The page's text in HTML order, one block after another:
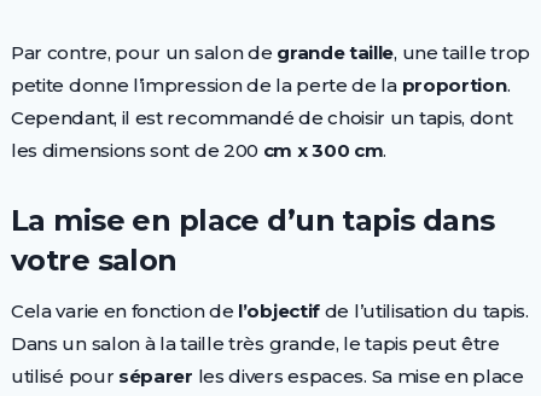
Par contre, pour un salon de grande taille, une taille trop
petite donne l’impression de la perte de la proportion.
Cependant, il est recommandé de choisir un tapis, dont
les dimensions sont de 200 cm x 300 cm.
La mise en place d’un tapis dans
votre salon
Cela varie en fonction de l’objectif de l’utilisation du tapis.
Dans un salon à la taille très grande, le tapis peut être
utilisé pour séparer les divers espaces. Sa mise en place